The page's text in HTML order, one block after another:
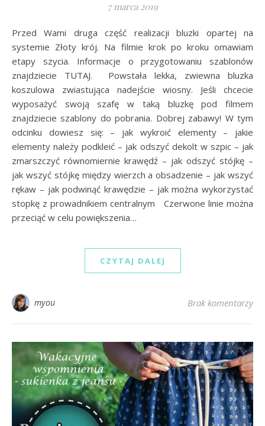
7 marca 2019
Przed Wami druga część realizacji bluzki opartej na
systemie Złoty krój. Na filmie krok po kroku omawiam
etapy szycia. Informacje o przygotowaniu szablonów
znajdziecie TUTAJ. Powstała lekka, zwiewna bluzka
koszulowa zwiastująca nadejście wiosny. Jeśli chcecie
wyposażyć swoją szafę w taką bluzkę pod filmem
znajdziecie szablony do pobrania. Dobrej zabawy! W tym
odcinku dowiesz się: – jak wykroić elementy – jakie
elementy należy podkleić – jak odszyć dekolt w szpic – jak
zmarszczyć równomiernie krawędź – jak odszyć stójkę –
jak wszyć stójkę między wierzch a obsadzenie – jak wszyć
rękaw – jak podwinąć krawędzie – jak można wykorzystać
stopkę z prowadnikiem centralnym Czerwone linie można
przeciąć w celu powiększenia…
CZYTAJ DALEJ
myou Brak komentarzy